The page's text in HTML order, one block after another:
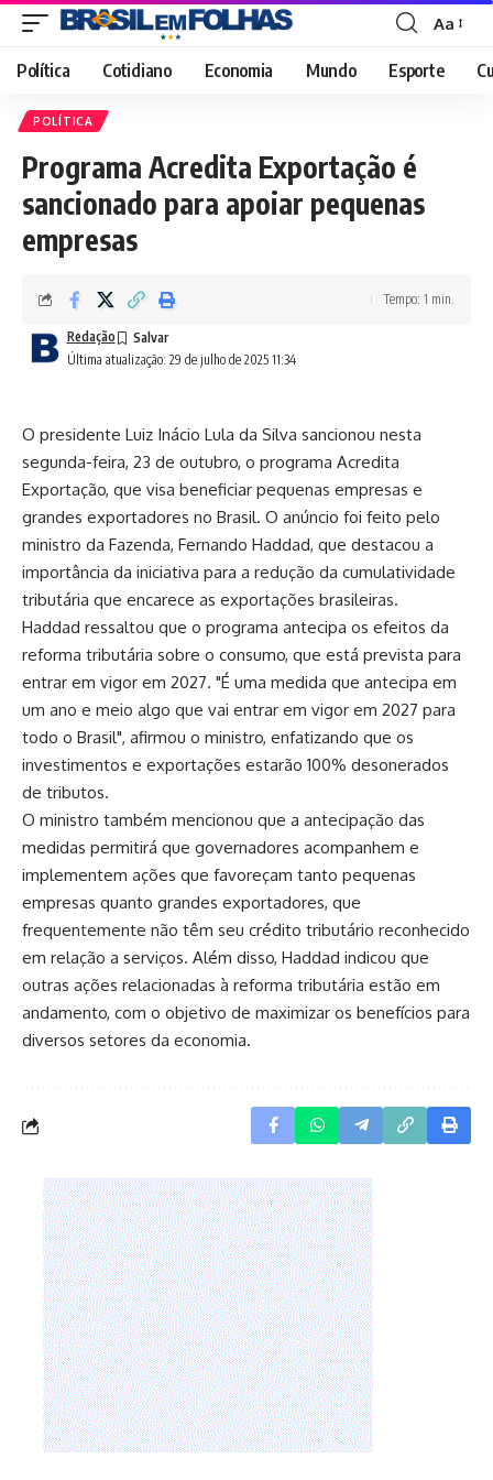
Font
Resizer
Aa
Política Cotidiano Economia Mundo Esporte
POLÍTICA
Programa Acredita Exportação é
sancionado para apoiar pequenas
empresas
Última atualização: 29 de julho de 2025 11:34
Redação
Tempo: 1 min.
O presidente Luiz Inácio Lula da Silva sancionou nesta
segunda-feira, 23 de outubro, o programa Acredita
Exportação, que visa beneficiar pequenas empresas e
grandes exportadores no Brasil. O anúncio foi feito pelo
ministro da Fazenda, Fernando Haddad, que destacou a
importância da iniciativa para a redução da cumulatividade
tributária que encarece as exportações brasileiras.
Haddad ressaltou que o programa antecipa os efeitos da
reforma tributária sobre o consumo, que está prevista para
entrar em vigor em 2027. "É uma medida que antecipa em
um ano e meio algo que vai entrar em vigor em 2027 para
todo o Brasil", afirmou o ministro, enfatizando que os
investimentos e exportações estarão 100% desonerados
de tributos.
O ministro também mencionou que a antecipação das
medidas permitirá que governadores acompanhem e
implementem ações que favoreçam tanto pequenas
empresas quanto grandes exportadores, que
frequentemente não têm seu crédito tributário reconhecido
em relação a serviços. Além disso, Haddad indicou que
outras ações relacionadas à reforma tributária estão em
andamento, com o objetivo de maximizar os benefícios para
diversos setores da economia.